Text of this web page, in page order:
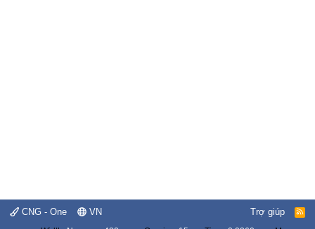
CNG - One VN Trợ giúp
R